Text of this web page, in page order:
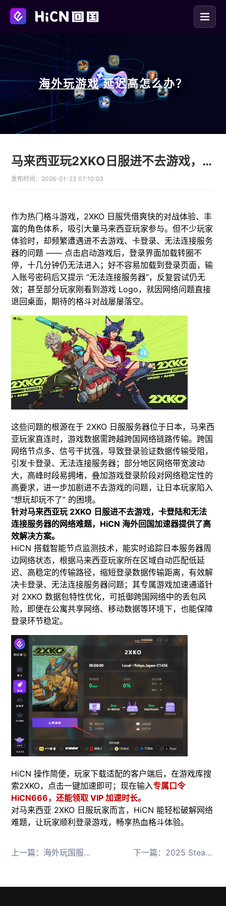
海外玩游戏 延迟高怎么办？
马来西亚玩2XKO日服进不去游戏，卡登陆，无法连接服务器怎么办
发布时间： 2026-01-23 07:10:02
作为热门格斗游戏，2XKO 日服凭借爽快的对战体验、丰
富的角色体系，吸引大量马来西亚玩家参与。但不少玩家
体验时，却频繁遭遇进不去游戏、卡登录、无法连接服务
器的问题 —— 点击启动游戏后，登录界面加载转圈不
停，十几分钟仍无法进入；好不容易加载到登录页面，输
入账号密码后又提示 “无法连接服务器”，反复尝试仍无
效；甚至部分玩家刚看到游戏 Logo，就因网络问题直接
退回桌面，期待的格斗对战屡屡落空。​
这些问题的根源在于 2XKO 日服服务器位于日本，马来西
亚玩家直连时，游戏数据需跨越跨国网络链路传输。跨国
网络节点多、信号干扰强，导致登录验证数据传输受阻，
引发卡登录、无法连接服务器；部分地区网络带宽波动
大，高峰时段易拥堵，叠加游戏登录阶段对网络稳定性的
高要求，进一步加剧进不去游戏的问题，让日本玩家陷入
“想玩却玩不了” 的困境。
​针对马来西亚玩 2XKO 日服进不去游戏，卡登陆和无法
连接服务器的网络难题，HiCN 海外回国加速器提供了高
效解决方案。
​HiCN 搭载智能节点监测技术，能实时追踪日本服务器周
边网络状态，根据马来西亚玩家所在区域自动匹配低延
迟、高稳定的传输路径，缩短登录数据传输距离，有效解
决卡登录、无法连接服务器问题；其专属游戏加速通道针
对 2XKO 数据包特性优化，可抵御跨国网络中的丢包风
险，即便在公寓共享网络、移动数据等环境下，也能保障
登录环节稳定。
HiCN 操作简便，玩家下载适配的客户端后，在游戏库搜
索2XKO，点击一键加速即可；现在输入专属口令
HiCN666，还能领取 VIP 加速时长。
​对马来西亚 2XKO 日服玩家而言，HiCN 能轻松破解网络
难题，让玩家顺利登录游戏，畅享热血格斗体验。
上一篇： 海外玩国服人类一败涂地延迟高，黑屏，一直加载中怎么解决 下一篇： 2025 Steam 秋促时间敲定！HiCN帮你解决网络问题